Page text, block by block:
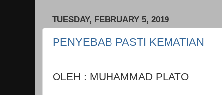
TUESDAY, FEBRUARY 5, 2019
PENYEBAB PASTI KEMATIAN
OLEH : MUHAMMAD PLATO